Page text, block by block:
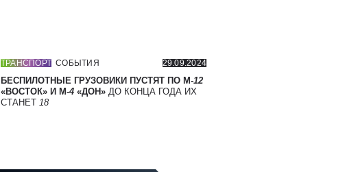
ТРАНСПОРТ СОБЫТИЯ 29.09.2024
БЕСПИЛОТНЫЕ ГРУЗОВИКИ ПУСТЯТ ПО М-12
«ВОСТОК» И М-4 «ДОН» ДО КОНЦА ГОДА ИХ
СТАНЕТ 18